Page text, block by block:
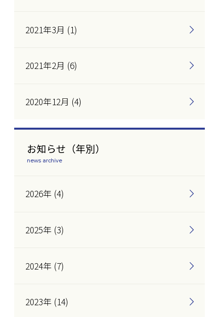
2021年3月 (1)
2021年2月 (6)
2020年12月 (4)
お知らせ（年別）
news archive
2026年 (4)
2025年 (3)
2024年 (7)
2023年 (14)